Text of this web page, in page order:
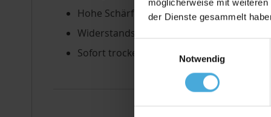
möglicherweise mit
der Dienste gesammelt
Notwendig
Hohe Schärfe und Detailgenauigkeit
Widerstandsfähige, kratzunempfindliche
Sofort trocken und montagefertig